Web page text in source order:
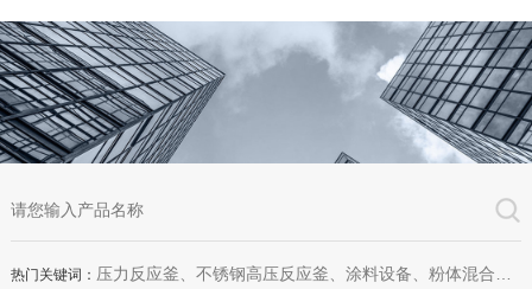
热门关键词： 压力反应釜、不锈钢高压反应釜、涂料设备、粉体混合机、双行星混合机、卧式砂磨机、实验室砂磨机